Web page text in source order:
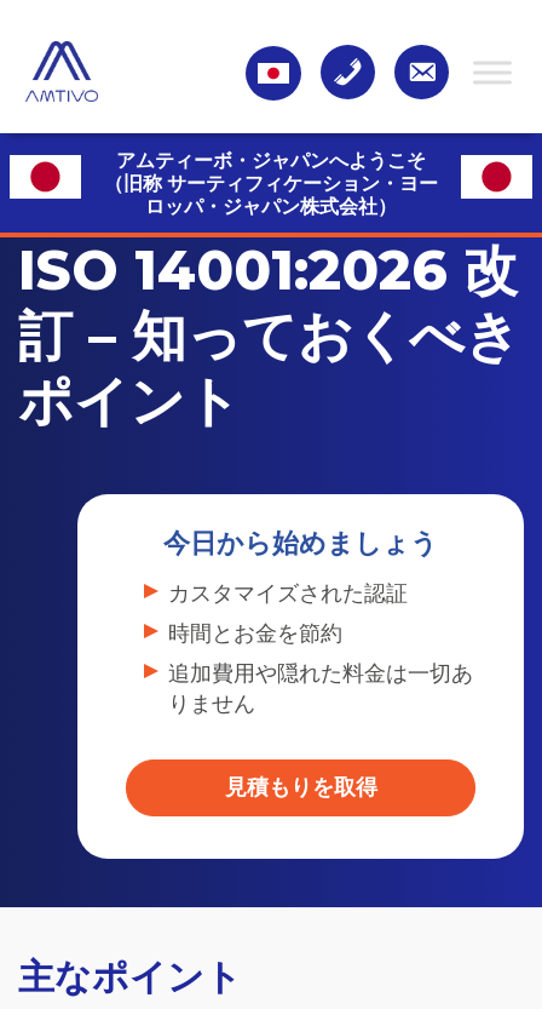
アムティーボ・ジャパンへようこそ
（旧称 サーティフィケーション・ヨー
ロッパ・ジャパン株式会社）
ISO 14001:2026 改
訂 – 知っておくべき
ポイント
今日から始めましょう
カスタマイズされた認証
時間とお金を節約
追加費用や隠れた料金は一切あ
りません
見積もりを取得
主なポイント